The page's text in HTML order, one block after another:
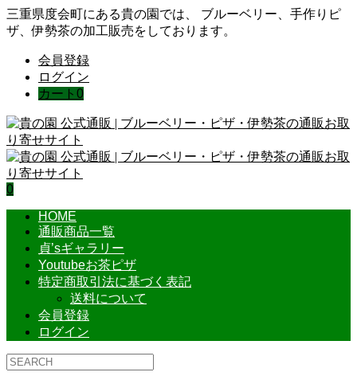
三重県度会町にある貴の園では、 ブルーベリー、手作りピ
ザ、伊勢茶の加工販売をしております。
会員登録
ログイン
カート 0
0
HOME
通販商品一覧
貞’sギャラリー
Youtubeお茶ピザ
特定商取引法に基づく表記
送料について
会員登録
ログイン